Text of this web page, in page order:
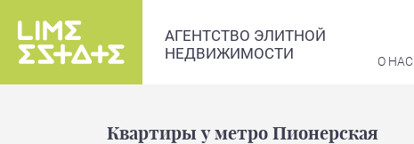
АГЕНТСТВО ЭЛИТНОЙ
НЕДВИЖИМОСТИ
О НАС
Квартиры у метро Пионерская